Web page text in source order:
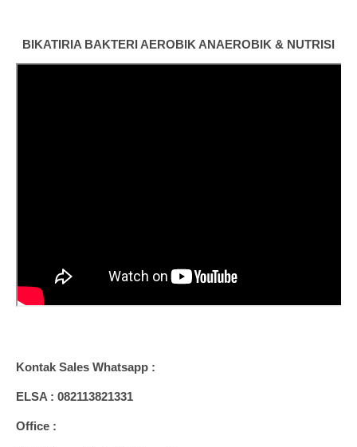
BIKATIRIA BAKTERI AEROBIK ANAEROBIK & NUTRISI
Kontak Sales Whatsapp :
ELSA : 082113821331
Office :